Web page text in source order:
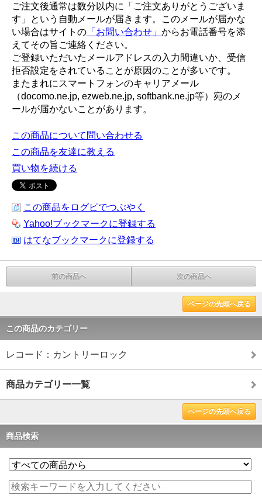
ご注文後通常は数分以内に「ご注文ありがとうございま
す」という自動メールが届きます。このメールが届かな
い場合はサイトの 「お問い合わせ」 からお電話番号を添
えてその旨ご連絡ください。
ご登録いただいたメールアドレスの入力間違いか、受信
拒否設定をされていることが原因のことが多いです。
またまれにスマートフォンのキャリアメール
（docomo.ne.jp, ezweb.ne.jp, softbank.ne.jp等）宛のメ
ールが届かないことがあります。
この商品について問い合わせる
この商品を友達に教える
買い物を続ける
この商品をログピでつぶやく
Yahoo!ブックマークに登録する
はてなブックマークに登録する
前の商品へ 次の商品へ
ページの先頭へ戻る
この商品のカテゴリー
レコード：カントリーロック
商品カテゴリー一覧
ページの先頭へ戻る
商品検索